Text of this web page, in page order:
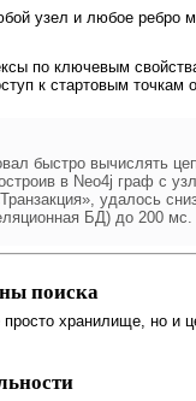
узел и любое ребро
по ключевым
к стартовым точкам
быстро вычислять
в Neo4j граф с
удалось
БД) до 200 мс.
поиска
хранилище, но и